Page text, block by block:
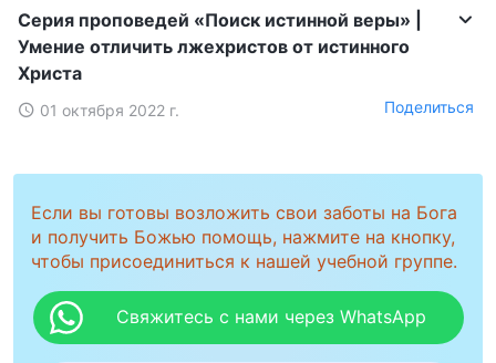
Серия проповедей «Поиск истинной веры» |
Умение отличить лжехристов от истинного
Христа
01 октября 2022 г. Поделиться
Если вы готовы возложить свои заботы на Бога
и получить Божью помощь, нажмите на кнопку,
чтобы присоединиться к нашей учебной группе.
Свяжитесь с нами через WhatsApp